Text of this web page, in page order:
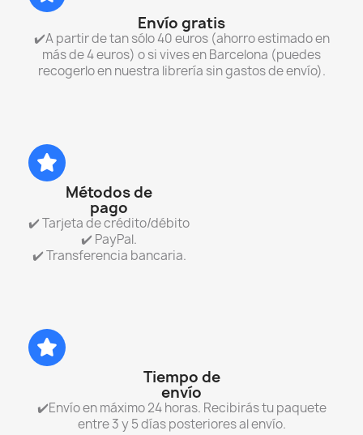
Envío gratis
✔️A partir de tan sólo 40 euros (ahorro estimado en
más de 4 euros) o si vives en Barcelona (puedes
recogerlo en nuestra librería sin gastos de envío).
Métodos de
pago
✔️ Tarjeta de crédito/débito
✔️ PayPal.
✔️ Transferencia bancaria.
Tiempo de
envío
✔️Envío en máximo 24 horas. Recibirás tu paquete
entre 3 y 5 días posteriores al envío.